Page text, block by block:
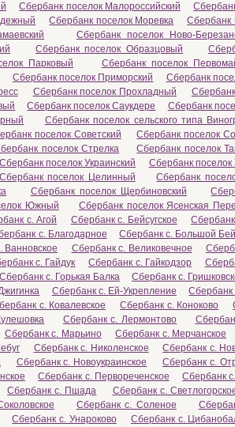
Сбербанк поселок Малороссийский
Сбербанк поселок Моревка
Сбербанк
Сбербанк поселок Ново-
Сбербанк поселок Образцовый
Парковый
Сбербанк поселок
Сбербанк поселок Приморский
Сбербанк
Сбербанк поселок Прохладный
Сбербанк поселок Саукдере
Сбербанк
Сбербанк поселок сельского типа
поселок Советский
Сбербанк поселок
поселок Стрелка
Сбербанк поселок
Сбербанк поселок Украинский
Сбербанк поселок
Сбербанк поселок Целинный
Сбербанк
Сбербанк поселок Щербиновский
Южный
Сбербанк поселок Ясенская
с. Агой Сбербанк с. Бейсугское
с. Благодарное
Сбербанк с. Большой
Ванновское
Сбербанк с. Великовечное
с. Гайдук Сбербанк с. Гайкодзор
Сбербанк с. Горькая Балка
Сбербанк с.
Сбербанк с. Ей-Укрепление
Сбербанк
с. Ковалевское Сбербанк с. Коноково
Сбербанк с. Лермонтово
Сбербанк с. Марьино
Сбербанк с. Мерчанское
Сбербанк с. Николенское
Сбербанк с.
Сбербанк с. Новоукраинское
Сбербанк с.
Сбербанк с. Первореченское
Сбербанк
Сбербанк с. Пшада
Сбербанк с.
Сбербанк с. Соленое
Сбербанк с. Унароково
Сбербанк с.